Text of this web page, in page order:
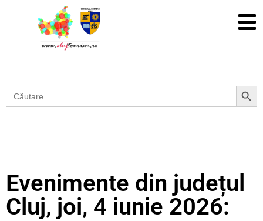
Search
for:
Search Button
Evenimente din județul
Cluj, joi, 4 iunie 2026: